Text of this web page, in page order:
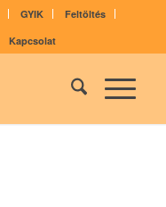
GYIK
Feltöltés
Kapcsolat